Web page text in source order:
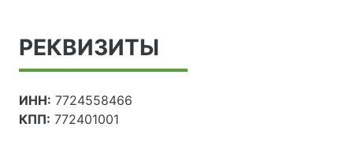
РЕКВИЗИТЫ
ИНН: 7724558466
КПП: 772401001